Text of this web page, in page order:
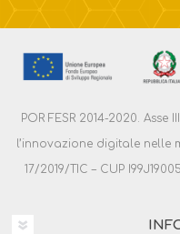
POR FESR 2014-2020.
l’innovazione digitale nelle
17/2019/TIC – CUP